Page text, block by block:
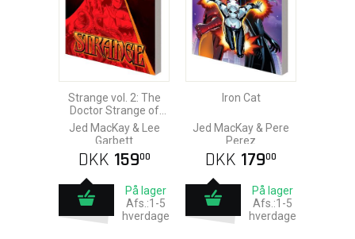
Strange vol. 2: The
Doctor Strange of
Death
Jed MacKay & Lee
Garbett
DKK 15900
På lager
Afs.:1-5
hverdage
Iron Cat
Jed MacKay & Pere
Perez
DKK 17900
På lager
Afs.:1-5
hverdage